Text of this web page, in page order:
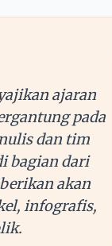
ajaran
pada
dan tim
bagian dari
akan
infografis,